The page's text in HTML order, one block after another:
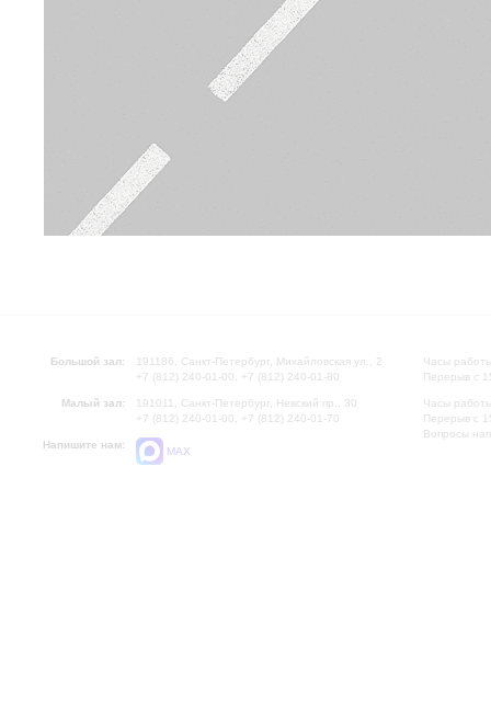
Большой зал:
191186, Санкт-Петербург, Михайловская ул., 2
+7 (812) 240-01-00, +7 (812) 240-01-80
Малый зал:
191011, Санкт-Петербург, Невский пр., 30
+7 (812) 240-01-00, +7 (812) 240-01-70
Напишите нам:
MAX
Часы
Перерыв с
Часы
Перерыв с
Вопросы